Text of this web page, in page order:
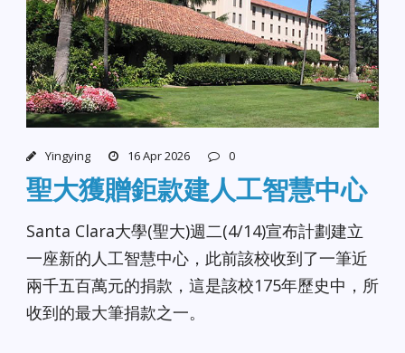
Yingying 16 Apr 2026 0
聖大獲贈鉅款建人工智慧中心
Santa Clara大學(聖大)週二(4/14)宣布計劃建立
一座新的人工智慧中心，此前該校收到了一筆近
兩千五百萬元的捐款，這是該校175年歷史中，所
收到的最大筆捐款之一。